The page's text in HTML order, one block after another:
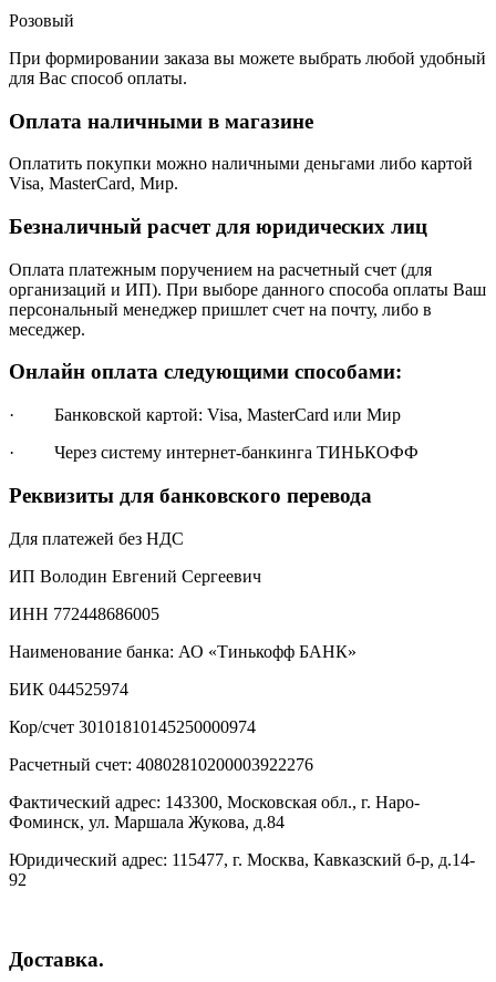
Розовый
При формировании заказа вы можете выбрать любой удобный
для Вас способ оплаты.
Оплата наличными в магазине
Оплатить покупки можно наличными деньгами либо картой
Visa, MasterCard, Мир.
Безналичный расчет для юридических лиц
Оплата платежным поручением на расчетный счет (для
организаций и ИП). При выборе данного способа оплаты Ваш
персональный менеджер пришлет счет на почту, либо в
меседжер.
Онлайн оплата следующими способами:
· Банковской картой: Visa, MasterCard или Мир
· Через систему интернет-банкинга ТИНЬКОФФ
Реквизиты для банковского перевода
Для платежей без НДС
ИП Володин Евгений Сергеевич
ИНН 772448686005
Наименование банка: АО «Тинькофф БАНК»
БИК 044525974
Кор/счет 30101810145250000974
Расчетный счет: 40802810200003922276
Фактический адрес: 143300, Московская обл., г. Наро-
Фоминск, ул. Маршала Жукова, д.84
Юридический адрес: 115477, г. Москва, Кавказский б-р, д.14-
92
Доставка.